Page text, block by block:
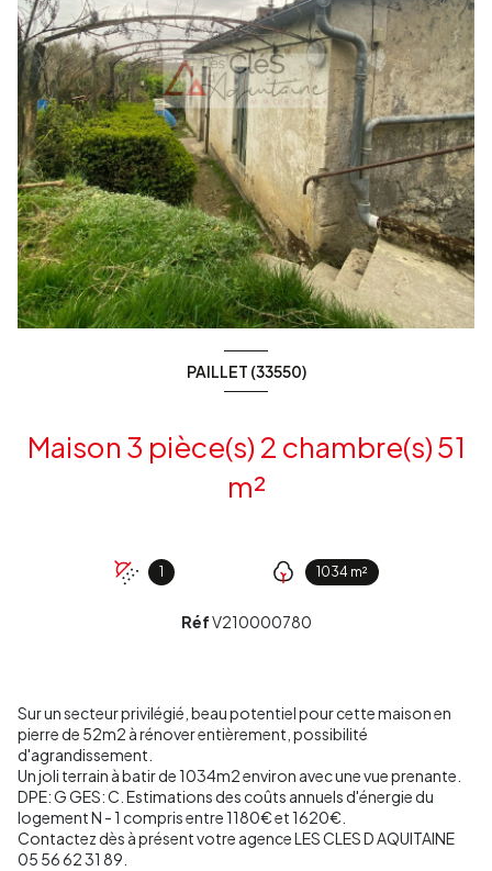
PAILLET (33550)
Maison 3 pièce(s) 2 chambre(s) 51
m²
1 1034 m²
RéfV210000780
Sur un secteur privilégié, beau potentiel pour cette maison en
pierre de 52m2 à rénover entièrement, possibilité
d'agrandissement.
Un joli terrain à batir de 1034m2 environ avec une vue prenante.
DPE: G GES: C. Estimations des coûts annuels d'énergie du
logement N - 1 compris entre 1180€ et 1620€.
Contactez dès à présent votre agence LES CLES D AQUITAINE
05 56 62 31 89.